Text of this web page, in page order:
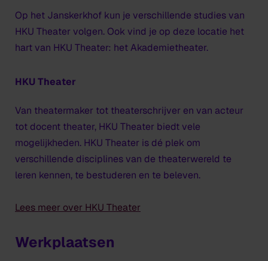
Op het Janskerkhof kun je verschillende studies van
HKU Theater volgen. Ook vind je op deze locatie het
hart van HKU Theater: het Akademietheater.
HKU Theater
Van theatermaker tot theaterschrijver en van acteur
tot docent theater, HKU Theater biedt vele
mogelijkheden. HKU Theater is dé plek om
verschillende disciplines van de theaterwereld te
leren kennen, te bestuderen en te beleven.
Lees meer over HKU Theater
Werkplaatsen